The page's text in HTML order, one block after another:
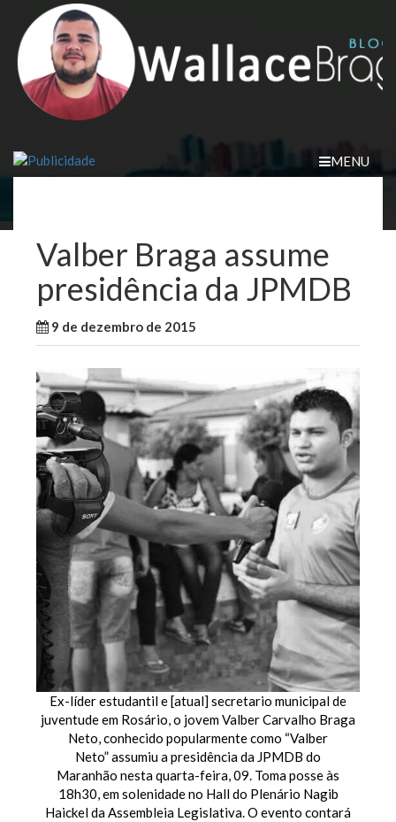
content
MENU
Valber Braga assume
presidência da JPMDB
9 de dezembro de 2015
Ex-líder estudantil e [atual] secretario municipal de
juventude em Rosário, o jovem Valber Carvalho Braga
Neto, conhecido popularmente como “Valber
Neto” assumiu a presidência da JPMDB do
Maranhão nesta quarta-feira, 09. Toma posse às
18h30, em solenidade no Hall do Plenário Nagib
Haickel da Assembleia Legislativa. O evento contará